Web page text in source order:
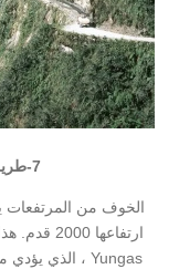
7-طريق يونغاس الشمالي – بوليفيا
الخوف من المرتفعات